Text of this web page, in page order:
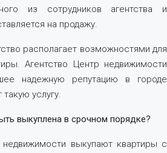
из сотрудников агентства и
на продажу.
располагает возможностями для
Агентство Центр недвижимости
надежную репутацию в городе
услугу.
выкуплена в срочном порядке?
недвижимости выкупают квартиры с